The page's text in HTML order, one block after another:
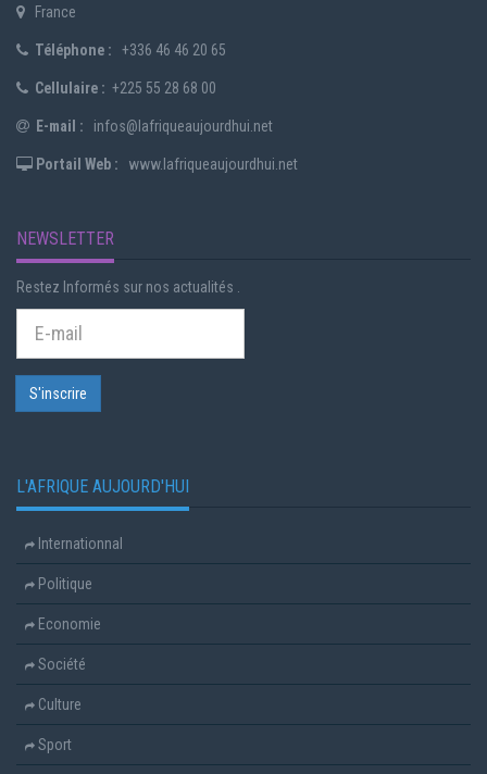
France
Téléphone : +336 46 46 20 65
Cellulaire : +225 55 28 68 00
E-mail : infos@lafriqueaujourdhui.net
Portail Web : www.lafriqueaujourdhui.net
NEWSLETTER
Restez Informés sur nos actualités .
L'AFRIQUE AUJOURD'HUI
Internationnal
Politique
Economie
Société
Culture
Sport